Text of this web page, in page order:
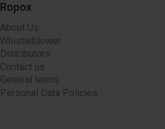
Ropox
About Us
Whistleblower
Distributors
Contact us
General terms
Personal Data Policies